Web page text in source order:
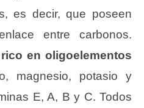
es decir, que poseen
entre carbonos.
en oligoelementos
magnesio, potasio y
E, A, B y C. Todos